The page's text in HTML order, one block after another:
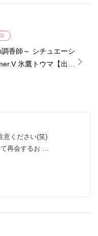
香師～ シチュエーシ
氷鷹トウマ【出演
意ください(笑)
て再会するお …